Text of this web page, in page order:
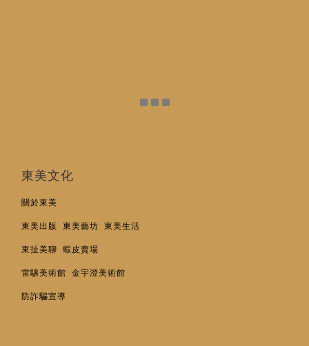
東美文化
關於東美
東美出版 東美藝坊 東美生活
東扯美聊 蝦皮賣場
雷驤美術館 金宇澄美術館
防詐騙宣導